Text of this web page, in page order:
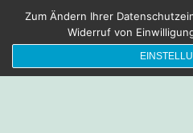
Zum
Inhalt
springen
FRISCHEBRIESE
Die Sonne lacht – Blende
Zum Ändern Ihrer
Widerruf von